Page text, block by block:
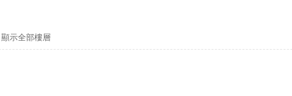
顯示全部樓層